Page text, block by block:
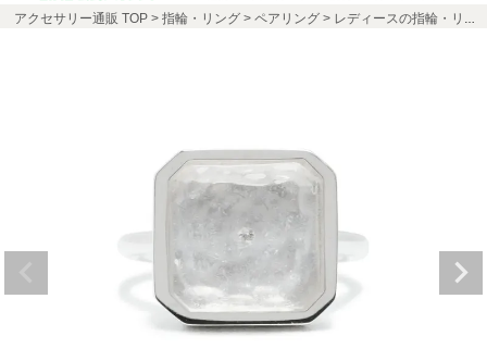
アクセサリー通販 TOP 指輪・リング ペアリング レディースの指輪・リング